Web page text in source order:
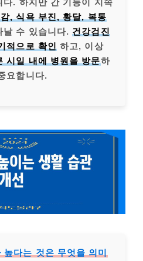
, 식욕 부진, 황달, 복통
날 수 있습니다. 건강검진
적으로 확인 하고, 이상
시일 내에 병원을 방문하
요합니다.
높다는 것은 무엇을 의미